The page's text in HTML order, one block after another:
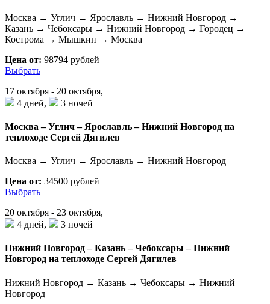
Москва → Углич → Ярославль → Нижний Новгород →
Казань → Чебоксары → Нижний Новгород → Городец →
Кострома → Мышкин → Москва
Цена от: 98794 рублей
Выбрать
17 октября - 20 октября,
4 дней,
3 ночей
Москва – Углич – Ярославль – Нижний Новгород на
теплоходе Сергей Дягилев
Москва → Углич → Ярославль → Нижний Новгород
Цена от: 34500 рублей
Выбрать
20 октября - 23 октября,
4 дней,
3 ночей
Нижний Новгород – Казань – Чебоксары – Нижний
Новгород на теплоходе Сергей Дягилев
Нижний Новгород → Казань → Чебоксары → Нижний
Новгород